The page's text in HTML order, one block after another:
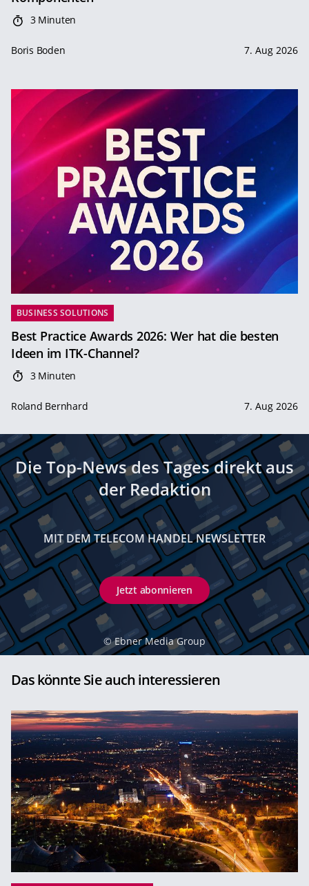
3 Minuten
Boris Boden 7. Aug 2026
BUSINESS SOLUTIONS
Best Practice Awards 2026: Wer hat die besten
Ideen im ITK-Channel?
3 Minuten
Roland Bernhard 7. Aug 2026
Die Top-News des Tages direkt aus
der Redaktion
MIT DEM TELECOM HANDEL NEWSLETTER
Jetzt abonnieren
© Ebner Media Group
Das könnte Sie auch interessieren